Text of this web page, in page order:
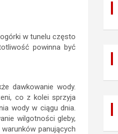
w tunelu często
powinna być
dawkowanie wody.
co z kolei sprzyja
wody w ciągu dnia.
wilgotności gleby,
panujących